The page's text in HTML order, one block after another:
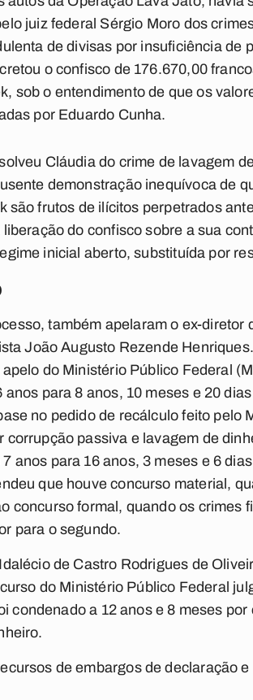
juiz federal Sérgio Moro dos
de divisas por insuficiência de
o confisco de 176.670,00
sob o entendimento de que os
por Eduardo Cunha.
Cláudia do crime de lavagem
demonstração inequívoca de
são frutos de ilícitos perpetrados
do confisco sobre a sua
inicial aberto, substituída por
também apelaram o ex-diretor
João Augusto Rezende
do Ministério Público Federal
anos para 8 anos, 10 meses e 20
no pedido de recálculo feito pelo
corrupção passiva e lavagem de
anos para 16 anos, 3 meses e 6
que houve concurso material,
concurso formal, quando os crimes
para o segundo.
de Castro Rodrigues de
do Ministério Público Federal
condenado a 12 anos e 8 meses
de embargos de declaração